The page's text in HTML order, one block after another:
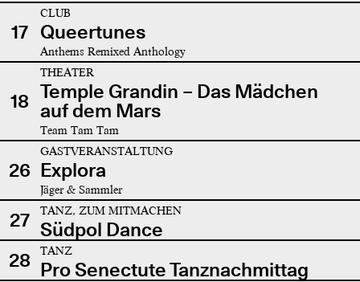
17
CLUB
Queertunes
Anthems Remixed Anthology
18
THEATER
Temple Grandin – Das Mädchen
auf dem Mars
Team Tam Tam
26
GASTVERANSTALTUNG
Explora
Jäger & Sammler
27 TANZ, ZUM MITMACHEN
Südpol Dance
28
TANZ
Pro Senectute Tanznachmittag